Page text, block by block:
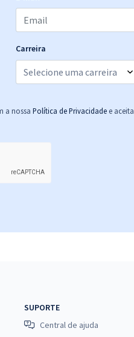
Carreira
a nossa Política de Privacidade e aceita
SUPORTE
Central de ajuda